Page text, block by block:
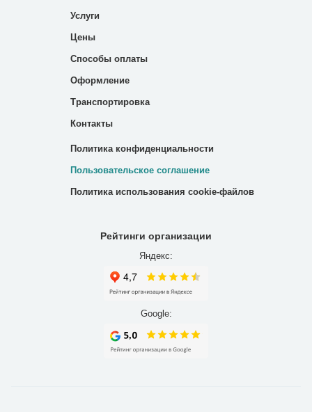
Услуги
Цены
Способы оплаты
Оформление
Транспортировка
Контакты
Политика конфиденциальности
Пользовательское соглашение
Политика использования cookie-файлов
Рейтинги организации
Яндекс:
Google: